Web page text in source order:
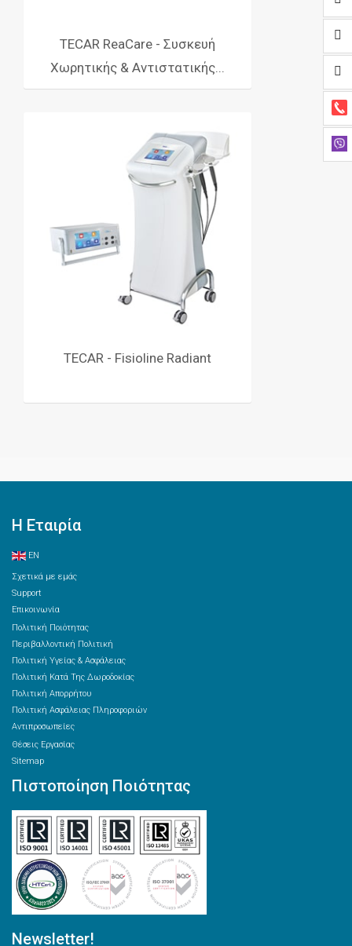
TECAR ReaCare - Συσκευή
Χωρητικής & Αντιστατικής...
TECAR - Fisioline Radiant
Η Εταιρία
EN
Σχετικά με εμάς
Support
Επικοινωνία
Πολιτική Ποιότητας
Περιβαλλοντική Πολιτική
Πολιτική Υγείας & Ασφάλειας
Πολιτική Κατά Της Δωροδοκίας
Πολιτική Απορρήτου
Πολιτική Ασφάλειας Πληροφοριών
Αντιπροσωπείες
Θέσεις Εργασίας
Sitemap
Πιστοποίηση Ποιότητας
Newsletter!